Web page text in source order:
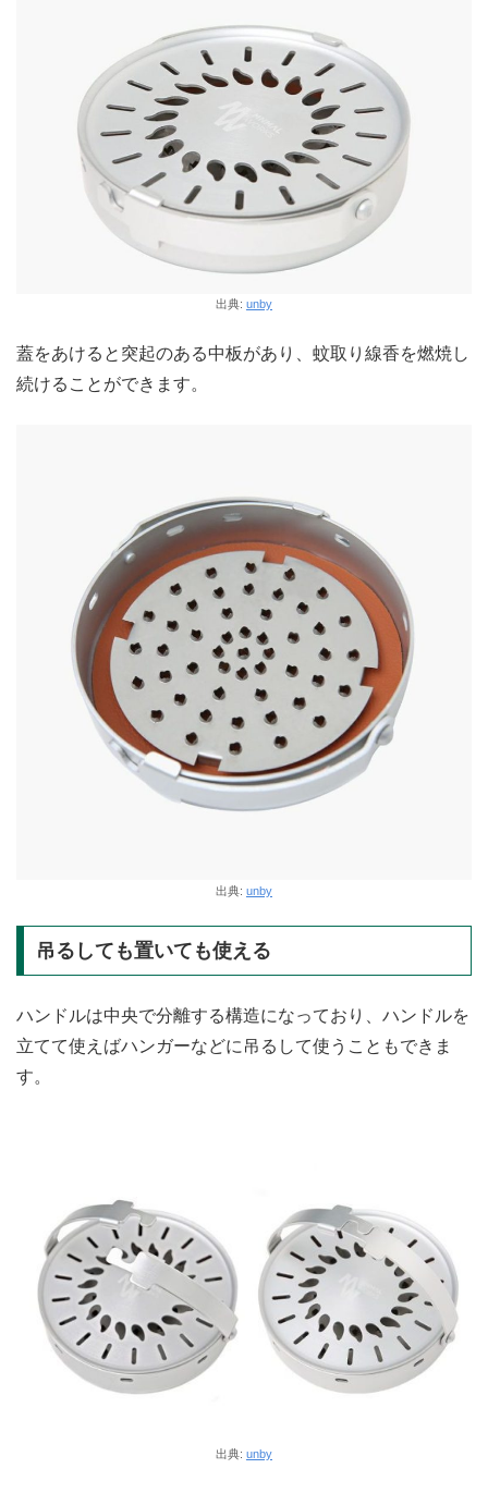
出典: unby
蓋をあけると突起のある中板があり、蚊取り線香を燃焼し
続けることができます。
出典: unby
吊るしても置いても使える
ハンドルは中央で分離する構造になっており、ハンドルを
立てて使えばハンガーなどに吊るして使うこともできま
す。
出典: unby